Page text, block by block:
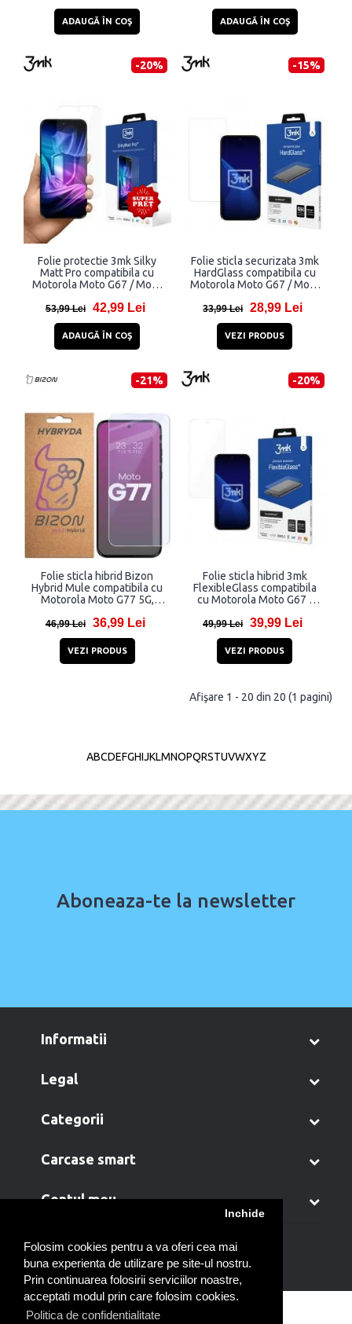
Folosim cookies pentru a va oferi cea mai
buna experienta de utilizare pe site-ul nostru.
Prin continuarea folosirii serviciilor noastre,
acceptati modul prin care folosim cookies.
Politica de confidentialitate
Inchide
ADAUGĂ ÎN COŞ ADAUGĂ ÎN COŞ
-20%
Folie protectie 3mk Silky
Matt Pro compatibila cu
Motorola Moto G67 / Moto
53,99 Lei 42,99 Lei
ADAUGĂ ÎN COŞ
-15%
Folie sticla securizata 3mk
HardGlass compatibila cu
Motorola Moto G67 / Moto
33,99 Lei 28,99 Lei
VEZI PRODUS
-21%
Folie sticla hibrid Bizon
Hybrid Mule compatibila cu
Motorola Moto G77 5G,
46,99 Lei 36,99 Lei
VEZI PRODUS
-20%
Folie sticla hibrid 3mk
FlexibleGlass compatibila
cu Motorola Moto G67 /
49,99 Lei 39,99 Lei
VEZI PRODUS
Afişare 1 - 20 din 20 (1 pagini)
ABCDEFGHIJKLMNOPQRSTUVWXYZ
Aboneaza-te la newsletter
informatii
legal
categorii
carcase smart
contul meu